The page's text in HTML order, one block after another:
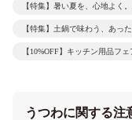
【特集】暑い夏を、心地よく。
【特集】土鍋で味わう、あっ
【10%OFF】キッチン用品フェ
うつわに関する注